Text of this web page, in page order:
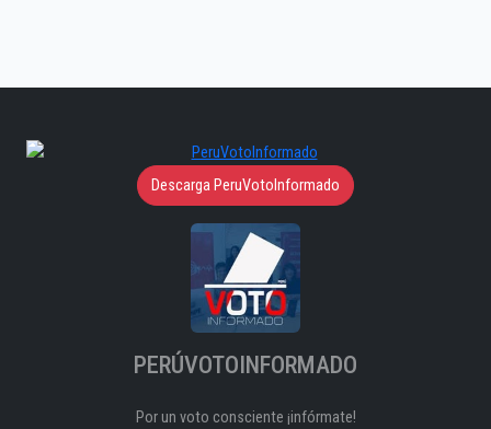
Descarga PeruVotoInformado
PERÚVOTOINFORMADO
Por un voto consciente ¡infórmate!